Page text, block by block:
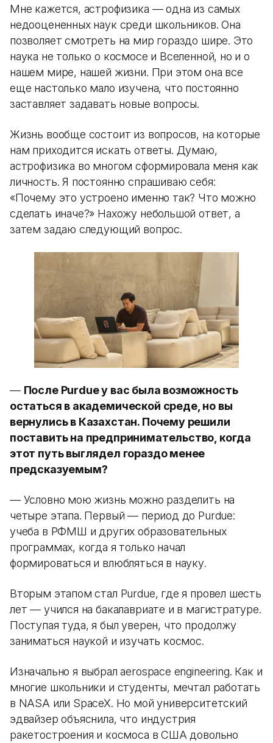
Мне кажется, астрофизика — одна из самых
недооцененных наук среди школьников. Она
позволяет смотреть на мир гораздо шире. Это
наука не только о космосе и Вселенной, но и о
нашем мире, нашей жизни. При этом она все
еще настолько мало изучена, что постоянно
заставляет задавать новые вопросы.
Жизнь вообще состоит из вопросов, на которые
нам приходится искать ответы. Думаю,
астрофизика во многом сформировала меня как
личность. Я постоянно спрашиваю себя:
«Почему это устроено именно так? Что можно
сделать иначе?» Нахожу небольшой ответ, а
затем задаю следующий вопрос.
— После Purdue у вас была возможность
остаться в академической среде, но вы
вернулись в Казахстан. Почему решили
поставить на предпринимательство, когда
этот путь выглядел гораздо менее
предсказуемым?
— Условно мою жизнь можно разделить на
четыре этапа. Первый — период до Purdue:
учеба в РФМШ и других образовательных
программах, когда я только начал
формироваться и влюбляться в науку.
Вторым этапом стал Purdue, где я провел шесть
лет — учился на бакалавриате и в магистратуре.
Поступая туда, я был уверен, что продолжу
заниматься наукой и изучать космос.
Изначально я выбрал aerospace engineering. Как и
многие школьники и студенты, мечтал работать
в NASA или SpaceX. Но мой университетский
эдвайзер объяснила, что индустрия
ракетостроения и космоса в США довольно